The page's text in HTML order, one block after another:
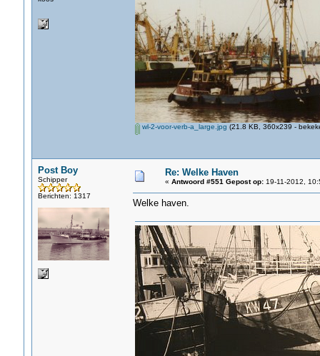
wl-2-voor-verb-a_large.jpg (21.8 KB, 360x239 -
Post Boy
Schipper
Berichten: 1317
Re: Welke Haven
« Antwoord #551 Gepost op:19-11-2012,
Welke haven.